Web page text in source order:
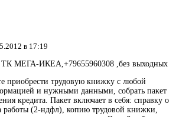
в 17:19
ТК МЕГА-ИКЕА,+79655960308 ,без выходных
приобрести трудовую книжку с любой
и нужными данными, собрать пакет
кредита. Пакет включает в себя: справку о
работы (2-ндфл), копию трудовой книжки,